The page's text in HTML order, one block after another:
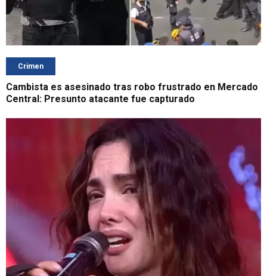
Crimen
Cambista es asesinado tras robo frustrado en Mercado
Central: Presunto atacante fue capturado